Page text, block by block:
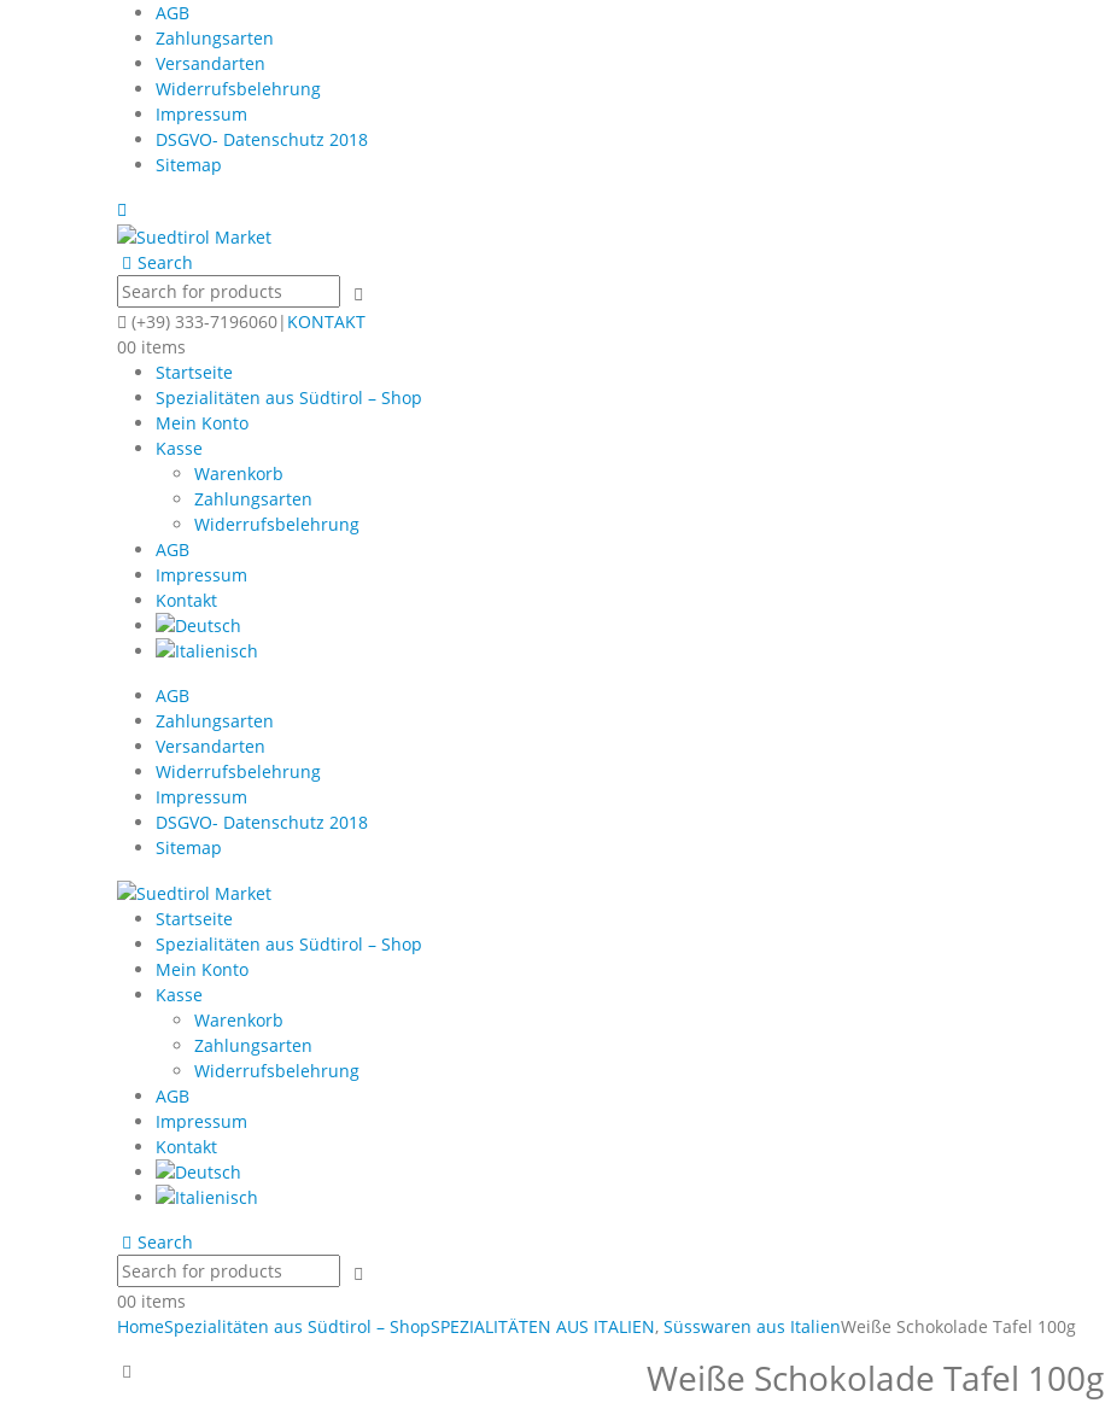
AGB
Zahlungsarten
Versandarten
Widerrufsbelehrung
Impressum
DSGVO- Datenschutz 2018
Sitemap
Search
(+39) 333-7196060| KONTAKT
00 items
Startseite
Spezialitäten aus Südtirol – Shop
Mein Konto
Kasse
Warenkorb
Zahlungsarten
Widerrufsbelehrung
AGB
Impressum
Kontakt
AGB
Zahlungsarten
Versandarten
Widerrufsbelehrung
Impressum
DSGVO- Datenschutz 2018
Sitemap
Startseite
Spezialitäten aus Südtirol – Shop
Mein Konto
Kasse
Warenkorb
Zahlungsarten
Widerrufsbelehrung
AGB
Impressum
Kontakt
Search
00 items
HomeSpezialitäten aus Südtirol – ShopSPEZIALITÄTEN AUS ITALIEN, Süsswaren aus ItalienWeiße Schokolade Tafel 100g
Weiße Schokolade Tafel 100g